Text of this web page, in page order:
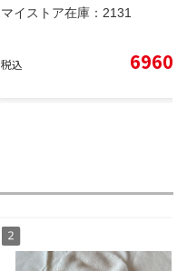
マイストア在庫： 2131
税込 6960